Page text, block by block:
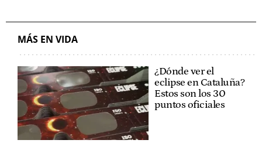
MÁS EN VIDA
¿Dónde ver el
eclipse en Cataluña?
Estos son los 30
puntos oficiales